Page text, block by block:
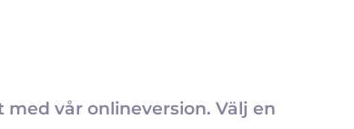
med vår onlineversion. Välj en